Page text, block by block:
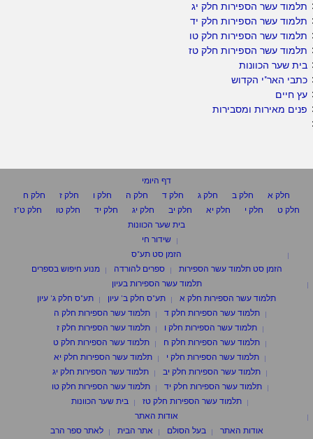
תלמוד עשר הספירות חלק יג
תלמוד עשר הספירות חלק יד
תלמוד עשר הספירות חלק טו
תלמוד עשר הספירות חלק טז
בית שער הכוונות
כתבי האר"י הקדוש
עץ חיים
פנים מאירות ומסבירות
דף היומי
חלק א
חלק ב חלק ג חלק ד חלק ה חלק ו חלק ז
חלק ח
חלק ט
חלק י חלק יא חלק יב חלק יג חלק יד חלק טו
חלק ט"ז
בית שער הכוונות
שידור חי
הזמן סט תע"ס
הזמן סט תלמוד עשר הספירות
ספרים להורדה
מנוע חיפוש בספרים
תלמוד עשר הספירות בעיון
תלמוד עשר הספירות חלק א
תע"ס חלק ב' עיון
תע"ס חלק ג' עיון
תלמוד עשר הספירות חלק ד
תלמוד עשר הספירות חלק ה
תלמוד עשר הספירות חלק ו
תלמוד עשר הספירות חלק ז
תלמוד עשר הספירות חלק ח
תלמוד עשר הספירות חלק ט
תלמוד עשר הספירות חלק י
תלמוד עשר הספירות חלק יא
תלמוד עשר הספירות חלק יב
תלמוד עשר הספירות חלק יג
תלמוד עשר הספירות חלק יד
תלמוד עשר הספירות חלק טו
תלמוד עשר הספירות חלק טז
בית שער הכוונות
אודות האתר
אודות האתר
בעל הסולם אתר הבית לאתר ספר הרב